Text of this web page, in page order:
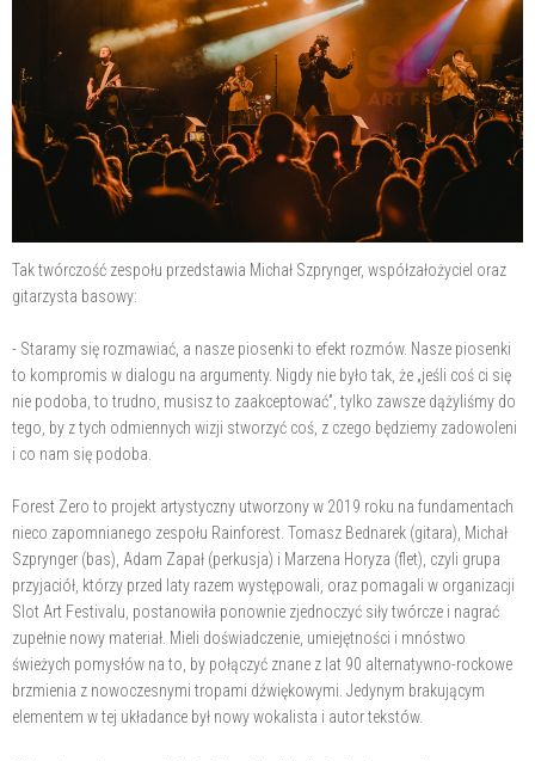
Tak twórczość zespołu przedstawia Michał Szprynger, współzałożyciel oraz
gitarzysta basowy:
- Staramy się rozmawiać, a nasze piosenki to efekt rozmów. Nasze piosenki
to kompromis w dialogu na argumenty. Nigdy nie było tak, że „jeśli coś ci się
nie podoba, to trudno, musisz to zaakceptować”, tylko zawsze dążyliśmy do
tego, by z tych odmiennych wizji stworzyć coś, z czego będziemy zadowoleni
i co nam się podoba.
Forest Zero to projekt artystyczny utworzony w 2019 roku na fundamentach
nieco zapomnianego zespołu Rainforest. Tomasz Bednarek (gitara), Michał
Szprynger (bas), Adam Zapał (perkusja) i Marzena Horyza (flet), czyli grupa
przyjaciół, którzy przed laty razem występowali, oraz pomagali w organizacji
Slot Art Festivalu, postanowiła ponownie zjednoczyć siły twórcze i nagrać
zupełnie nowy materiał. Mieli doświadczenie, umiejętności i mnóstwo
świeżych pomysłów na to, by połączyć znane z lat 90 alternatywno-rockowe
brzmienia z nowoczesnymi tropami dźwiękowymi. Jedynym brakującym
elementem w tej układance był nowy wokalista i autor tekstów.